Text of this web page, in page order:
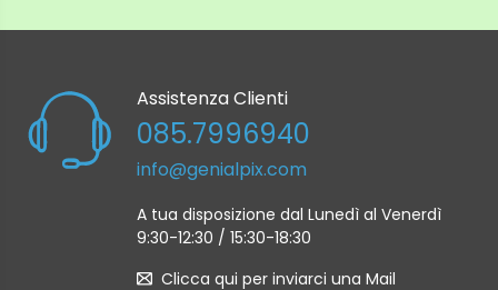
Assistenza Clienti
085.7996940
info@genialpix.com
A tua disposizione dal Lunedì al Venerdì
9:30-12:30 / 15:30-18:30
Clicca qui per inviarci una Mail